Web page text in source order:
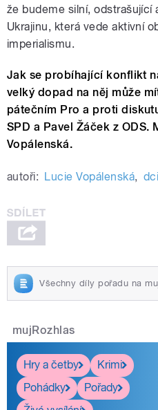
že budeme silní, odstrašující
Ukrajinu, která vede aktivní
imperialismu.
Jak se probíhající konflikt
velký dopad na něj může
pátečním Pro a proti
SPD a Pavel Žáček z ODS.
Vopálenská.
autoři: Lucie Vopálenská, dci
Všechny díly pořadu na
mujRozhlas
Hry a četby
Krimi
Pohádky
Pořady